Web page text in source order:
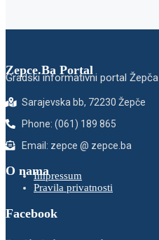
Zepce.Ba Portal
Gradski informativni portal Žepča
Sarajevska bb, 72230 Žepče
Phone: (061) 189 865
Email: zepce @ zepce.ba
O namaImpressum
Pravila privatnosti
Facebook